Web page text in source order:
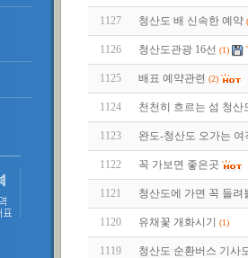
1127 청산도 배 신속한 예약
1126 청산도관광 16선 (1)
1125 배표 예약관련 (2)
1124 천천히 흐르는 섬 청산
1123 완도-청산도 오가는
1122 꼭 가보면 좋은곳
1121 청산도에 가면 꼭 들려
1120 유채꽃 개화시기 (1)
1119 청산도 순환버스 기사